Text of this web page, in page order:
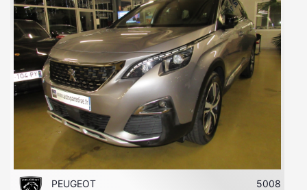
PEUGEOT
5008